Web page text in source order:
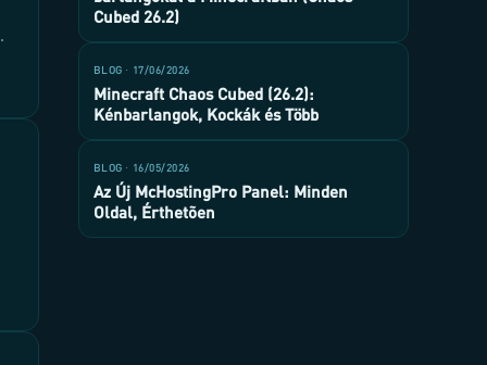
Cubed 26.2)
BLOG · 17/06/2026
Minecraft Chaos Cubed (26.2):
Kénbarlangok, Kockák és Több
BLOG · 16/05/2026
Az Új McHostingPro Panel: Minden
Oldal, Érthetõen